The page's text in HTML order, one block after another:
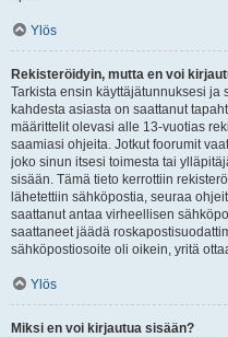
Ylös
Rekisteröidyin, mutta en voi
Tarkista ensin käyttäjätunnuksesi ja
kahdesta asiasta on saattanut
määrittelit olevasi alle 13-vuotias
saamiasi ohjeita. Jotkut foorumit
joko sinun itsesi toimesta tai
sisään. Tämä tieto kerrottiin
lähetettiin sähköpostia, seuraa
saattanut antaa virheellisen
saattaneet jäädä
sähköpostiosoite oli oikein, yritä
Ylös
Miksi en voi kirjautua sisään?